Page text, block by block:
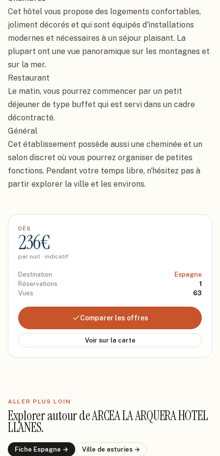
Cet hôtel vous propose des logements confortables,
joliment décorés et qui sont équipés d'installations
modernes et nécessaires à un séjour plaisant. La
plupart ont une vue panoramique sur les montagnes et
sur la mer.
Restaurant
Le matin, vous pourrez commencer par un petit
déjeuner de type buffet qui est servi dans un cadre
décontracté.
Général
Cet établissement possède aussi une cheminée et un
salon discret où vous pourrez organiser de petites
fonctions. Pendant votre temps libre, n'hésitez pas à
partir explorer la ville et les environs.
DÈS
236€
par nuit · indicatif
Destination
Espagne
Réservations
1
Vues
63
Comparer les offres
Voir sur la carte
ALLER PLUS LOIN
Explorer autour deARCEA LA ARQUERA HOTEL
LLANES.
Fiche Espagne → Ville de asturies →